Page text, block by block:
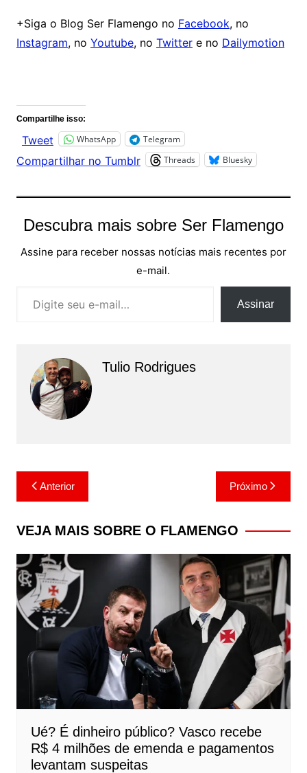
+Siga o Blog Ser Flamengo no Facebook, no
Instagram, no Youtube, no Twittere no Dailymotion
Compartilhe isso:
Tweet WhatsApp Telegram
Compartilhar no Tumblr Threads Bluesky
Descubra mais sobre Ser Flamengo
Assine para receber nossas notícias mais recentes por
e-mail.
Assinar
Tulio Rodrigues
Navegação
de
Post
Anterior Próximo
VEJA MAIS SOBRE O FLAMENGO
Ué? É dinheiro público? Vasco recebe
R$ 4 milhões de emenda e pagamentos
levantam suspeitas